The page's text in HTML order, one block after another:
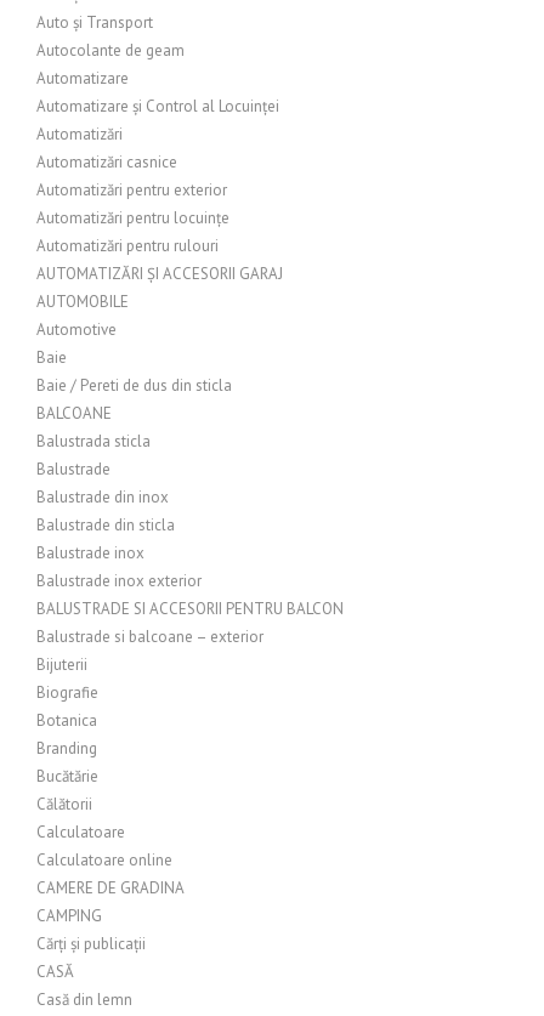
Auto și Transport
Autocolante de geam
Automatizare
Automatizare și Control al Locuinței
Automatizări
Automatizări casnice
Automatizări pentru exterior
Automatizări pentru locuințe
Automatizări pentru rulouri
AUTOMATIZĂRI ȘI ACCESORII GARAJ
AUTOMOBILE
Automotive
Baie
Baie / Pereti de dus din sticla
BALCOANE
Balustrada sticla
Balustrade
Balustrade din inox
Balustrade din sticla
Balustrade inox
Balustrade inox exterior
BALUSTRADE SI ACCESORII PENTRU BALCON
Balustrade si balcoane – exterior
Bijuterii
Biografie
Botanica
Branding
Bucătărie
Călătorii
Calculatoare
Calculatoare online
CAMERE DE GRADINA
CAMPING
Cărți și publicații
CASĂ
Casă din lemn